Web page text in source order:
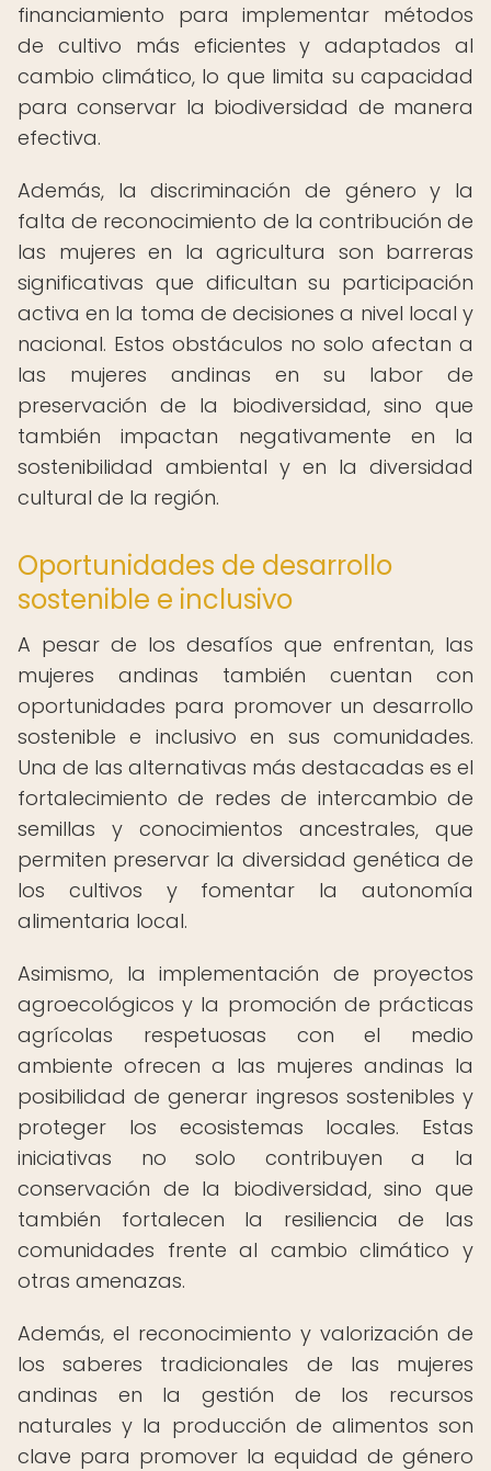
financiamiento para implementar métodos
de cultivo más eficientes y adaptados al
cambio climático, lo que limita su capacidad
para conservar la biodiversidad de manera
efectiva.
Además, la discriminación de género y la
falta de reconocimiento de la contribución de
las mujeres en la agricultura son barreras
significativas que dificultan su participación
activa en la toma de decisiones a nivel local y
nacional. Estos obstáculos no solo afectan a
las mujeres andinas en su labor de
preservación de la biodiversidad, sino que
también impactan negativamente en la
sostenibilidad ambiental y en la diversidad
cultural de la región.
Oportunidades de desarrollo
sostenible e inclusivo
A pesar de los desafíos que enfrentan, las
mujeres andinas también cuentan con
oportunidades para promover un desarrollo
sostenible e inclusivo en sus comunidades.
Una de las alternativas más destacadas es el
fortalecimiento de redes de intercambio de
semillas y conocimientos ancestrales, que
permiten preservar la diversidad genética de
los cultivos y fomentar la autonomía
alimentaria local.
Asimismo, la implementación de proyectos
agroecológicos y la promoción de prácticas
agrícolas respetuosas con el medio
ambiente ofrecen a las mujeres andinas la
posibilidad de generar ingresos sostenibles y
proteger los ecosistemas locales. Estas
iniciativas no solo contribuyen a la
conservación de la biodiversidad, sino que
también fortalecen la resiliencia de las
comunidades frente al cambio climático y
otras amenazas.
Además, el reconocimiento y valorización de
los saberes tradicionales de las mujeres
andinas en la gestión de los recursos
naturales y la producción de alimentos son
clave para promover la equidad de género